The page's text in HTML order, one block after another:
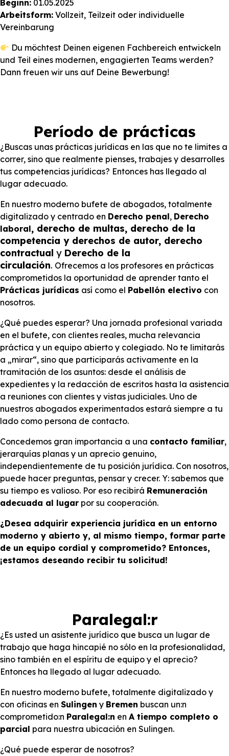
Beginn: 01.05.2025
Arbeitsform: Vollzeit, Teilzeit oder individuelle
Vereinbarung
Du möchtest Deinen eigenen Fachbereich entwickeln
und Teil eines modernen, engagierten Teams werden?
Dann freuen wir uns auf Deine Bewerbung!
Período de prácticas
¿Buscas unas prácticas jurídicas en las que no te limites a
correr, sino que realmente pienses, trabajes y desarrolles
tus competencias jurídicas? Entonces has llegado al
lugar adecuado.
En nuestro moderno bufete de abogados, totalmente
digitalizado y centrado en Derecho penal, Derecho
laboral, derecho de multas, derecho de la
competencia y derechos de autor, derecho
contractual y Derecho de la
circulación. Ofrecemos a los profesores en prácticas
comprometidos la oportunidad de aprender tanto el
Prácticas jurídicas así como el Pabellón electivo con
nosotros.
¿Qué puedes esperar? Una jornada profesional variada
en el bufete, con clientes reales, mucha relevancia
práctica y un equipo abierto y colegiado. No te limitarás
a „mirar“, sino que participarás activamente en la
tramitación de los asuntos: desde el análisis de
expedientes y la redacción de escritos hasta la asistencia
a reuniones con clientes y vistas judiciales. Uno de
nuestros abogados experimentados estará siempre a tu
lado como persona de contacto.
Concedemos gran importancia a una contacto familiar,
jerarquías planas y un aprecio genuino,
independientemente de tu posición jurídica. Con nosotros,
puede hacer preguntas, pensar y crecer. Y: sabemos que
su tiempo es valioso. Por eso recibirá Remuneración
adecuada al lugar por su cooperación.
¿Desea adquirir experiencia jurídica en un entorno
moderno y abierto y, al mismo tiempo, formar parte
de un equipo cordial y comprometido? Entonces,
¡estamos deseando recibir tu solicitud!
Paralegal:r
¿Es usted un asistente jurídico que busca un lugar de
trabajo que haga hincapié no sólo en la profesionalidad,
sino también en el espíritu de equipo y el aprecio?
Entonces ha llegado al lugar adecuado.
En nuestro moderno bufete, totalmente digitalizado y
con oficinas en Sulingen y Bremen buscan un:n
comprometido:n Paralegal:n en A tiempo completo o
parcial para nuestra ubicación en Sulingen.
¿Qué puede esperar de nosotros?